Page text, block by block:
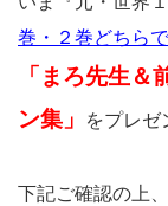
巻・２巻どちらで
「まろ先生＆
ン集」
をプレゼ
下記ご確認の上